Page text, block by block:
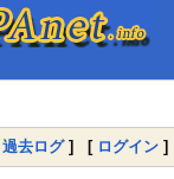
過去ログ] [ ログイン ]